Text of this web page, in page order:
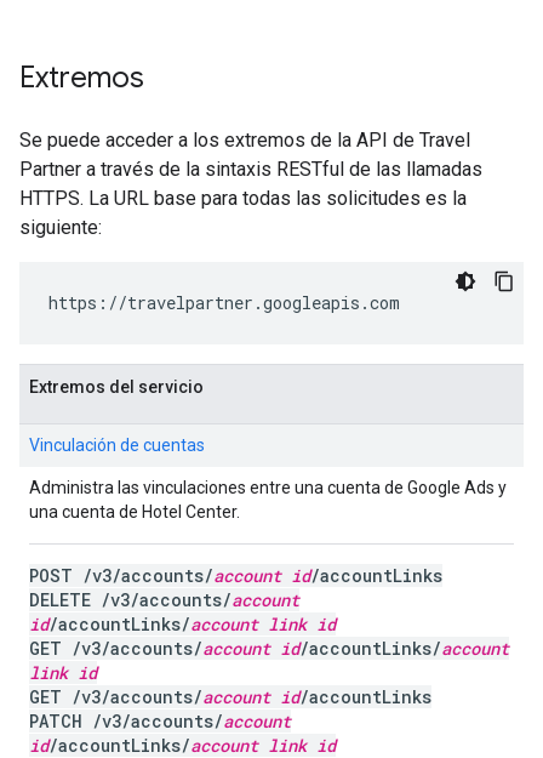
Extremos
Se puede acceder a los extremos de la API de Travel
Partner a través de la sintaxis RESTful de las llamadas
HTTPS. La URL base para todas las solicitudes es la
siguiente:
https://travelpartner.googleapis.com
Extremos del servicio
Vinculación de cuentas
Administra las vinculaciones entre una cuenta de Google Ads y
una cuenta de Hotel Center.
POST /v3/accounts/account id/accountLinks
DELETE /v3/accounts/account
id/accountLinks/account link id
GET /v3/accounts/account id/accountLinks/account
link id
GET /v3/accounts/account id/accountLinks
PATCH /v3/accounts/account
id/accountLinks/account link id